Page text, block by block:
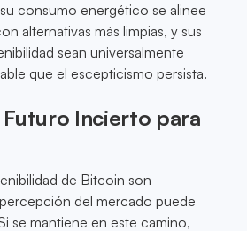
consumo energético se alinee
alternativas más limpias, y sus
sean universalmente
que el escepticismo persista.
Futuro Incierto para
de Bitcoin son
del mercado puede
se mantiene en este camino,